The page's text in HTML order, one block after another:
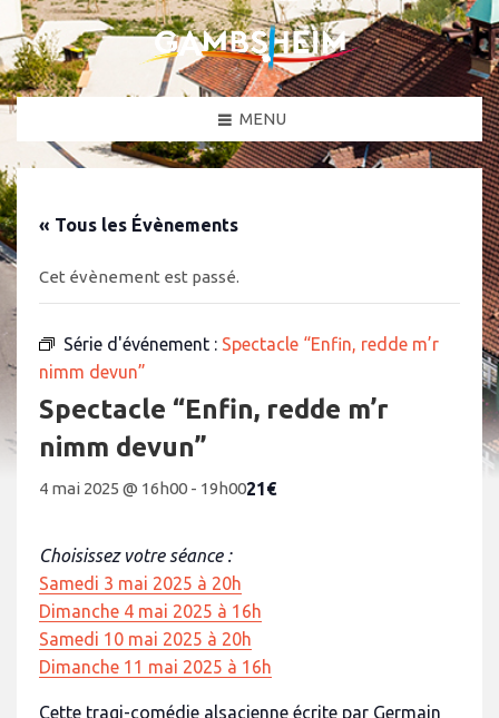
MENU
« Tous les Évènements
Cet évènement est passé.
Série d'événement : Spectacle “Enfin, redde m’r
nimm devun”
Spectacle “Enfin, redde m’r
nimm devun”
4 mai 2025 @ 16h00 - 19h0021€
Choisissez votre séance :
Samedi 3 mai 2025 à 20h
Dimanche 4 mai 2025 à 16h
Samedi 10 mai 2025 à 20h
Dimanche 11 mai 2025 à 16h
Cette tragi-comédie alsacienne écrite par Germain